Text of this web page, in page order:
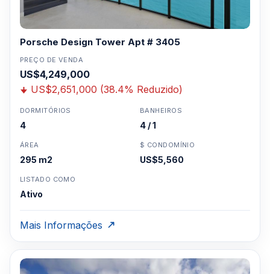
Porsche Design Tower Apt # 3405
PREÇO DE VENDA
US$4,249,000
US$2,651,000 (38.4% Reduzido)
DORMITÓRIOS
4
BANHEIROS
4 / 1
ÁREA
295 m2
$ CONDOMÍNIO
US$5,560
LISTADO COMO
Ativo
Mais Informações